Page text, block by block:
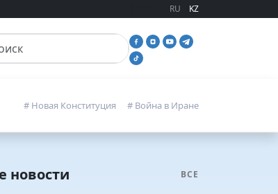
RU KZ
# Новая Конституция # Война в Иране
новости ВСЕ